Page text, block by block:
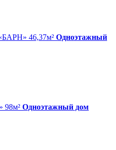
Одноэтажный
Одноэтажный дом